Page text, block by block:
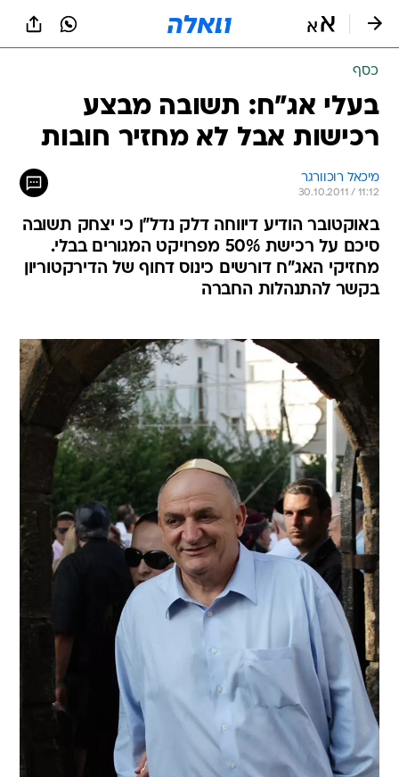
כסף
בעלי אג"ח: תשובה מבצע
רכישות אבל לא מחזיר חובות
מיכאל רוכוורגר
30.10.2011 / 11:12
באוקטובר הודיע דיווחה דלק נדל"ן כי יצחק תשובה
סיכם על רכישת 50% מפרויקט המגורים בבלי.
מחזיקי האג"ח דורשים כינוס דחוף של הדירקטוריון
בקשר להתנהלות החברה